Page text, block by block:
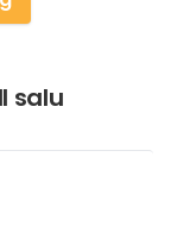
salu